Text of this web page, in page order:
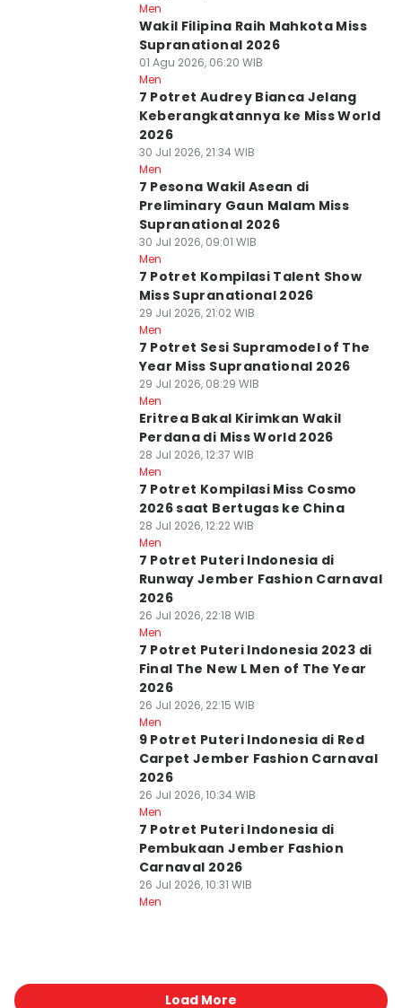
Men
Wakil Filipina Raih Mahkota Miss
Supranational 2026
01 Agu 2026, 06:20 WIB
Men
7 Potret Audrey Bianca Jelang
Keberangkatannya ke Miss World
2026
30 Jul 2026, 21:34 WIB
Men
7 Pesona Wakil Asean di
Preliminary Gaun Malam Miss
Supranational 2026
30 Jul 2026, 09:01 WIB
Men
7 Potret Kompilasi Talent Show
Miss Supranational 2026
29 Jul 2026, 21:02 WIB
Men
7 Potret Sesi Supramodel of The
Year Miss Supranational 2026
29 Jul 2026, 08:29 WIB
Men
Eritrea Bakal Kirimkan Wakil
Perdana di Miss World 2026
28 Jul 2026, 12:37 WIB
Men
7 Potret Kompilasi Miss Cosmo
2026 saat Bertugas ke China
28 Jul 2026, 12:22 WIB
Men
7 Potret Puteri Indonesia di
Runway Jember Fashion Carnaval
2026
26 Jul 2026, 22:18 WIB
Men
7 Potret Puteri Indonesia 2023 di
Final The New L Men of The Year
2026
26 Jul 2026, 22:15 WIB
Men
9 Potret Puteri Indonesia di Red
Carpet Jember Fashion Carnaval
2026
26 Jul 2026, 10:34 WIB
Men
7 Potret Puteri Indonesia di
Pembukaan Jember Fashion
Carnaval 2026
26 Jul 2026, 10:31 WIB
Men
Load More